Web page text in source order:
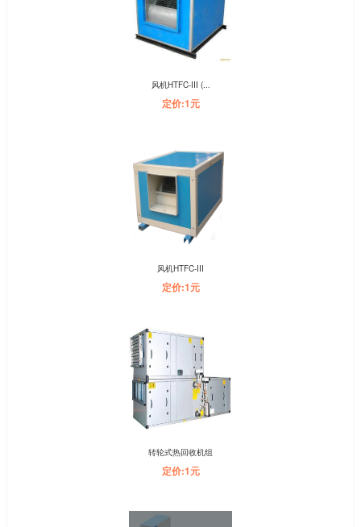
风机HTFC-III (...
定价:1元
风机HTFC-III
定价:1元
转轮式热回收机组
定价:1元